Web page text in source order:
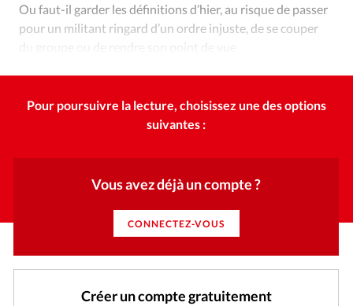
Ou faut-il garder les définitions d’hier, au risque de passer
pour un militant ringard d’un ordre injuste, de se couper
du groupe ou de rendre son point de vue
Pour poursuivre la lecture, choisissez une des options
suivantes :
Vous avez déjà un compte ?
CONNECTEZ-VOUS
Créer un compte gratuitement